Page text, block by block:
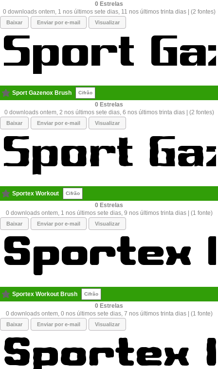
0
0 downloads ontem, 1 nos últimos sete dias, 11 nos últimos trinta dias | (2 fontes)
Baixar Enviar por e-mail Visualizar
Sport Gazenox Brush Cifrão
0
0 downloads ontem, 2 nos últimos sete dias, 6 nos últimos trinta dias | (2 fontes)
Baixar Enviar por e-mail Visualizar
Sportex Workout Cifrão
0
0 downloads ontem, 1 nos últimos sete dias, 9 nos últimos trinta dias | (1 fonte)
Baixar Enviar por e-mail Visualizar
Sportex Workout Brush Cifrão
0
0 downloads ontem, 0 nos últimos sete dias, 7 nos últimos trinta dias | (1 fonte)
Baixar Enviar por e-mail Visualizar